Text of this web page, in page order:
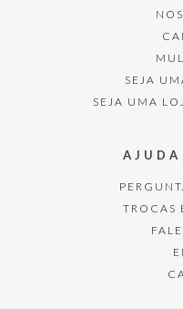
SEJA
SEJA UMA
AJUDA
TROCAS